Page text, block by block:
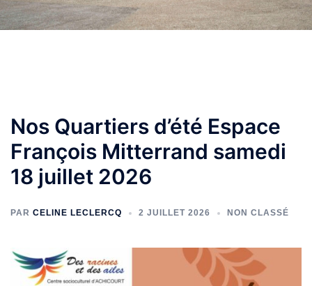
Nos Quartiers d’été Espace
François Mitterrand samedi
18 juillet 2026
PAR CELINE LECLERCQ 2 JUILLET 2026 NON CLASSÉ